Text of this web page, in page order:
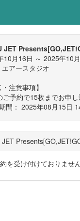
JET
10月16日 ～ 2025年10
エアースタジオ
・注意事項】
ご予約で15枚までお申し
間： 2025年08月15日
JET
を受け付けておりません